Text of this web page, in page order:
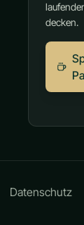
decken.
Datenschutz